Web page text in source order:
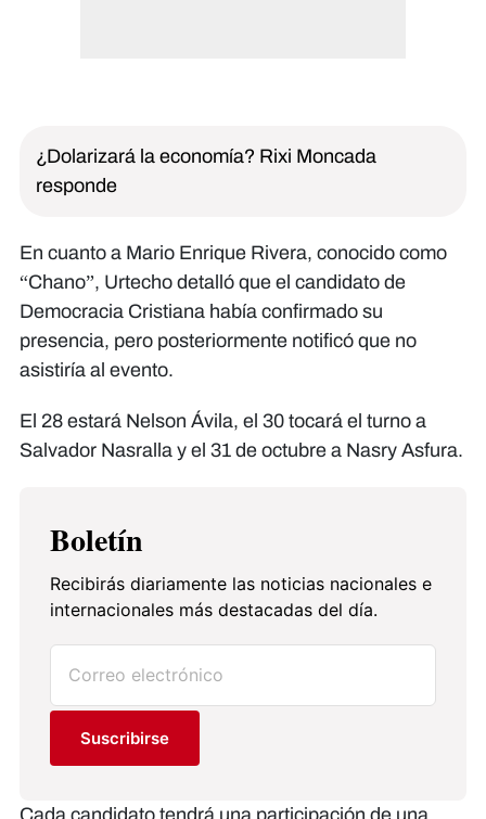
¿Dolarizará la economía? Rixi Moncada
responde
En cuanto a Mario Enrique Rivera, conocido como
“Chano”, Urtecho detalló que el candidato de
Democracia Cristiana había confirmado su
presencia, pero posteriormente notificó que no
asistiría al evento.
El 28 estará Nelson Ávila, el 30 tocará el turno a
Salvador Nasralla y el 31 de octubre a Nasry Asfura.
Boletín
Recibirás diariamente las noticias nacionales e
internacionales más destacadas del día.
Suscribirse